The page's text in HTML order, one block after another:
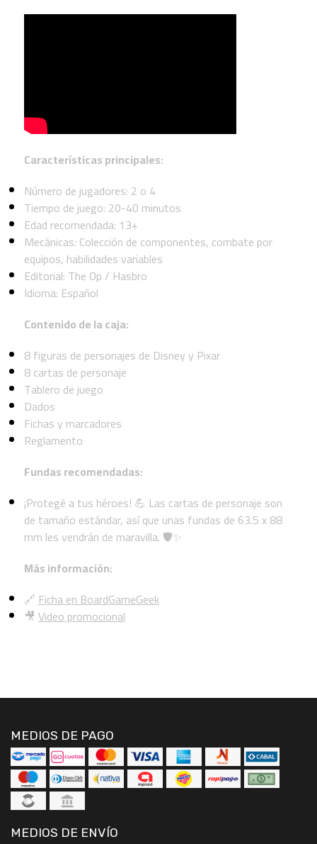
Características principales:
Número de jugadores: 2 o 4
Tiempo de juego: 20-40 minutos
Edad recomendada: 13+
Mecánicas: Colección de componentes, combate por
equipos, habilidades variables
Editorial: The Op / Hasbro
Idioma: Español
Contenido de la caja:
8 figuras de personajes de Disney y Pixar
8 cartas de personaje
Tablero de juego
Dados
Fichas y marcadores
Reglamento
Fundas recomendadas:
¡Protegé a tus héroes! 💪 Las cartas de personaje son
de tamaño estándar, así que unas fundas de 63.5 x 88
mm les vendrán de maravilla. 🛡️✨
Más información:
🔗Ficha en BoardGameGeek
🎥Video promocional
MEDIOS DE PAGO
MEDIOS DE ENVÍO